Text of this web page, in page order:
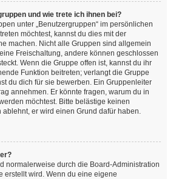
und wie trete ich ihnen bei?
unter „Benutzergruppen“ im persönlichen
möchtest, kannst du dies mit der
machen. Nicht alle Gruppen sind allgemein
Freischaltung, andere können geschlossen
Wenn die Gruppe offen ist, kannst du ihr
Funktion beitreten; verlangt die Gruppe
du dich für sie bewerben. Ein Gruppenleiter
annehmen. Er könnte fragen, warum du in
möchtest. Bitte belästige keinen
er wird einen Grund dafür haben.
normalerweise durch die Board-Administration
erstellt wird. Wenn du eine eigene